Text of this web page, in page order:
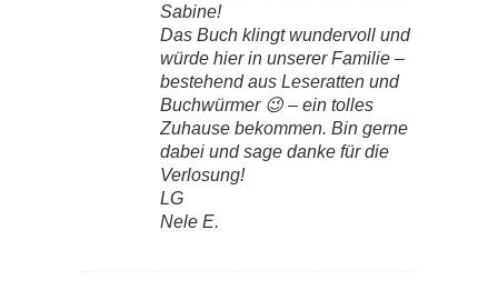
Sabine!
Das Buch klingt wundervoll und
würde hier in unserer Familie –
bestehend aus Leseratten und
Buchwürmer 😉 – ein tolles
Zuhause bekommen. Bin gerne
dabei und sage danke für die
Verlosung!
LG
Nele E.